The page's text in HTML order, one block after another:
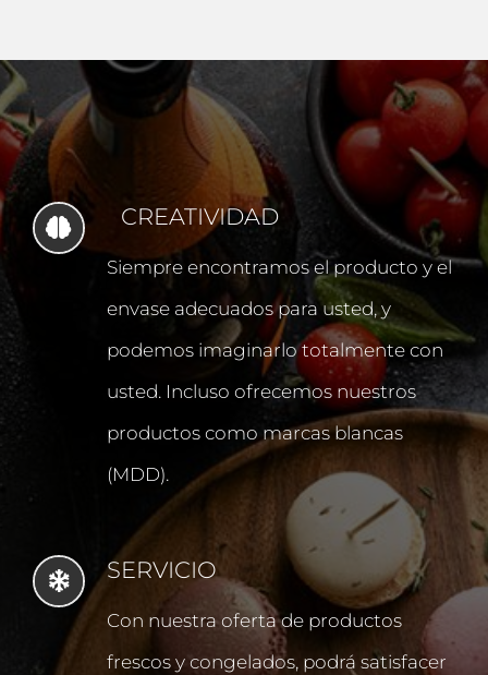
CREATIVIDAD
Siempre encontramos el producto y el
envase adecuados para usted, y
podemos imaginarlo totalmente con
usted. Incluso ofrecemos nuestros
productos como marcas blancas
(MDD).
SERVICIO
Con nuestra oferta de productos
frescos y congelados, podrá satisfacer